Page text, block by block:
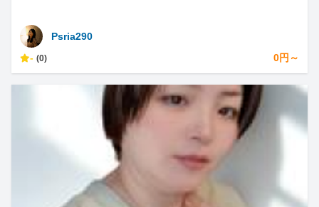
Psria290
- (0) 0円～